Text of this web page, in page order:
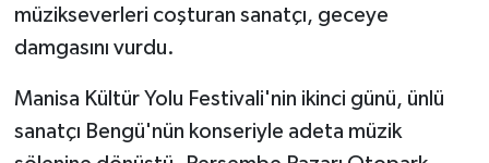
müzikseverleri coşturan sanatçı, geceye
damgasını vurdu.
Manisa Kültür Yolu Festivali'nin ikinci günü, ünlü
sanatçı Bengü'nün konseriyle adeta müzik
Güvenlik
İNSAN